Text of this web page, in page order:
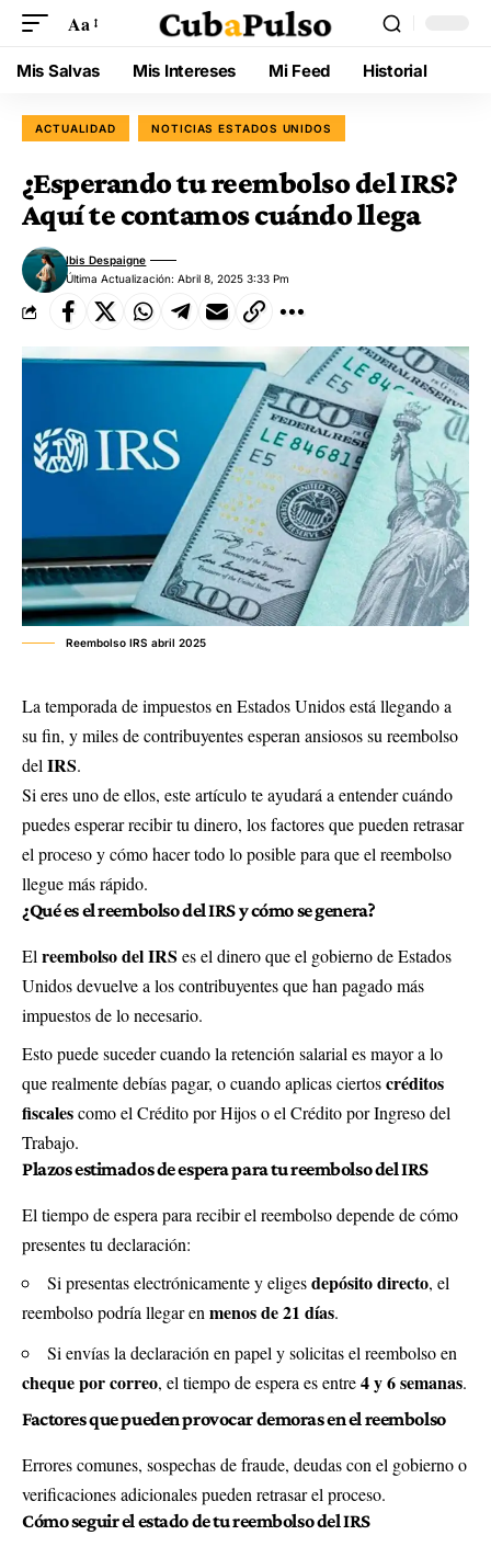
Aa
Mis Salvas Mis Intereses Mi Feed Historial
ACTUALIDAD NOTICIAS ESTADOS UNIDOS
¿Esperando tu reembolso del IRS?
Aquí te contamos cuándo llega
Última Actualización: Abril 8, 2025 3:33 Pm
Ibis Despaigne
Reembolso IRS abril 2025
La temporada de impuestos en Estados Unidos está llegando a
su fin, y miles de contribuyentes esperan ansiosos su reembolso
del IRS.
Si eres uno de ellos, este artículo te ayudará a entender cuándo
puedes esperar recibir tu dinero, los factores que pueden retrasar
el proceso y cómo hacer todo lo posible para que el reembolso
llegue más rápido.
¿Qué es el reembolso del IRS y cómo se genera?
El reembolso del IRS es el dinero que el gobierno de Estados
Unidos devuelve a los contribuyentes que han pagado más
impuestos de lo necesario.
Esto puede suceder cuando la retención salarial es mayor a lo
que realmente debías pagar, o cuando aplicas ciertoscréditos
fiscalescomo el Crédito por Hijos o el Crédito por Ingreso del
Trabajo.
Plazos estimados de espera para tu reembolso del IRS
El tiempo de espera para recibir el reembolso depende de cómo
presentes tu declaración:
Si presentas electrónicamente y eligesdepósito directo, el
reembolso podría llegar en menos de 21 días.
Si envías la declaración en papel y solicitas el reembolso en
cheque por correo, el tiempo de espera es entre4 y 6 semanas.
Factores que pueden provocar demoras en el reembolso
Errores comunes, sospechas de fraude, deudas con el gobierno o
verificaciones adicionales pueden retrasar el proceso.
Cómo seguir el estado de tu reembolso del IRS